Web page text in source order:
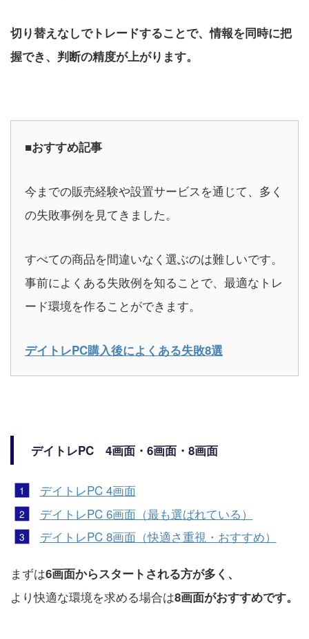
切り替えなしでトレードすることで、情報を同時に把
握でき、判断の精度が上がります。
■おすすめ記事
今までの販売経験や設置サービスを通じて、多く
の失敗事例を見てきました。
すべての商品を間違いなく選ぶのは難しいです。
事前によくある失敗例を知ることで、最適なトレ
ード環境を作ることができます。
デイトレPC購入後によくある失敗8選
デイトレPC 4画面・6画面・8画面
デイトレPC 4画面
デイトレPC 6画面（最も選ばれている）
デイトレPC 8画面（快適さ重視・おすすめ）
まずは6画面からスタートされる方が多く、
より快適な環境を求める場合は8画面がおすすめです。